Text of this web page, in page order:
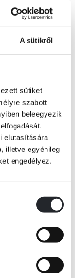
A sütikről
sütiket
szabott
beleegyezik
elutasítására
illetve egyénileg
engedélyez.
megismerni a
keletkezését,
történeteket. Tudd
meg a japán